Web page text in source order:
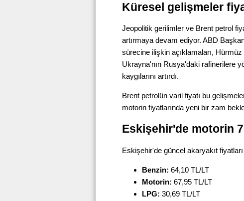
Küresel gelişmeler
Jeopolitik gerilimler ve Brent petrol
artırmaya devam ediyor. ABD
sürecine ilişkin açıklamaları,
Ukrayna'nın Rusya'daki rafinerilere
kaygılarını artırdı.
Brent petrolün varil fiyatı bu
motorin fiyatlarında yeni bir zam
Eskişehir'de motorin
Eskişehir'de güncel akaryakıt
Benzin: 64,10 TL/LT
Motorin: 67,95 TL/LT
LPG: 30,69 TL/LT